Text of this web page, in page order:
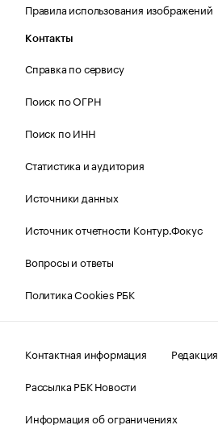
Правила использования изображений
Контакты
Справка по сервису
Поиск по ОГРН
Поиск по ИНН
Статистика и аудитория
Источники данных
Источник отчетности Контур.Фокус
Вопросы и ответы
Политика Cookies РБК
Контактная информация
Редакция
Рассылка РБК Новости
Информация об ограничениях